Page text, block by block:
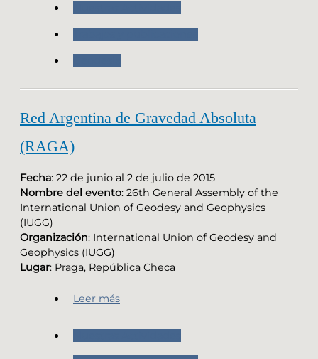
Red Argentina de Gravedad Absoluta
(RAGA)
Fecha: 22 de junio al 2 de julio de 2015
Nombre del evento: 26th General Assembly of the
International Union of Geodesy and Geophysics
(IUGG)
Organización: International Union of Geodesy and
Geophysics (IUGG)
Lugar: Praga, República Checa
Leer más